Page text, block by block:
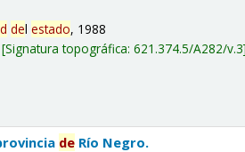
delestado, 1988
Signatura topográfica:621.374.5/A282/v.3
de Río Negro.